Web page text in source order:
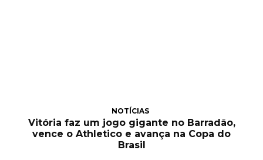
NOTÍCIAS
Vitória faz um jogo gigante no Barradão,
vence o Athletico e avança na Copa do
Brasil